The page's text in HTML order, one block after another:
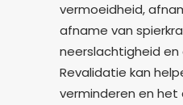
vermoeidheid,
afname van
neerslachtigheid en
Revalidatie kan
verminderen en het